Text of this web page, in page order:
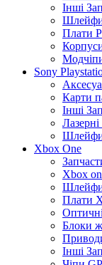
Інші
Плати
Sony
Карти
Інші
Шлейфи
Xbox One
Xbox
Плати
Блоки
Інші